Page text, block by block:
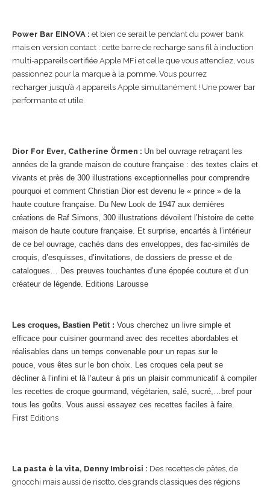
Power Bar EINOVA : et bien ce serait le pendant du power bank
mais en version contact : cette barre de recharge sans fil à induction
multi-appareils certifiée Apple MFi et celle que vous attendiez, vous
passionnez pour la marque à la pomme. Vous pourrez
recharger jusqu’à 4 appareils Apple simultanément ! Une power bar
performante et utile.
Dior For Ever, Catherine Örmen : Un bel ouvrage retraçant les
années de la grande maison de couture française : des textes clairs et
vivants et près de 300 illustrations exceptionnelles pour comprendre
pourquoi et comment Christian Dior est devenu le « prince » de la
haute couture française. Du New Look de 1947 aux dernières
créations de Raf Simons, 300 illustrations dévoilent l’histoire de cette
maison de haute couture française. Et surprise, encartés à l’intérieur
de ce bel ouvrage, cachés dans des enveloppes, des fac-similés de
croquis, d’esquisses, d’invitations, de dossiers de presse et de
catalogues… Des preuves touchantes d’une épopée couture et d’un
créateur de légende. Editions Larousse
Les croques, Bastien Petit : Vous cherchez un livre simple et
efficace pour cuisiner gourmand avec des recettes abordables et
réalisables dans un temps convenable pour un repas sur le
pouce, vous êtes sur le bon choix. Les croques cela peut se
décliner à l’infini et là l’auteur à pris un plaisir communicatif à compiler
les recettes de croque gourmand, végétarien, salé, sucré,…bref pour
tous les goûts. Vous aussi essayez ces recettes faciles à faire.
First Editions
La pasta è la vita, Denny Imbroisi : Des recettes de pâtes, de
gnocchi mais aussi de risotto, des grands classiques des régions